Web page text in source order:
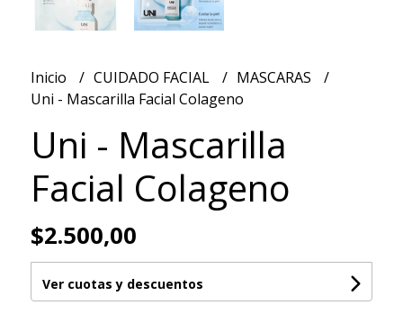
Inicio CUIDADO FACIAL
MASCARAS
Uni - Mascarilla Facial Colageno
Uni - Mascarilla
Facial Colageno
$2.500,00
Ver cuotas y descuentos